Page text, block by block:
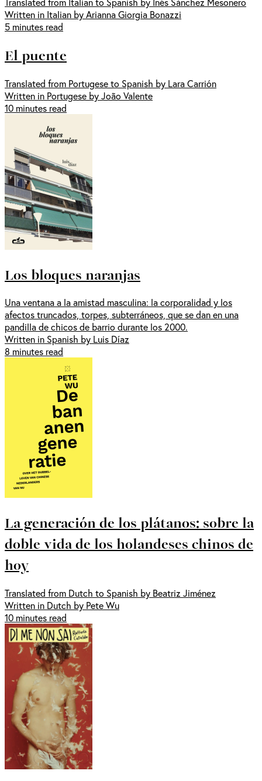
Written in Italian by Arianna Giorgia Bonazzi
5 minutes read
El puente
Translated from Portugese to Spanish by Lara Carrión
Written in Portugese by João Valente
10 minutes read
Los bloques naranjas
Una ventana a la amistad masculina: la corporalidad y los
afectos truncados, torpes, subterráneos, que se dan en una
pandilla de chicos de barrio durante los 2000.
Written in Spanish by Luis Díaz
8 minutes read
La generación de los plátanos: sobre la
doble vida de los holandeses chinos de
hoy
Translated from Dutch to Spanish by Beatriz Jiménez
Written in Dutch by Pete Wu
10 minutes read